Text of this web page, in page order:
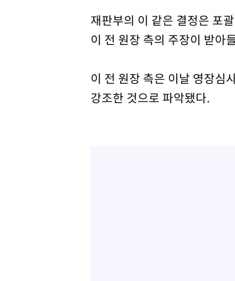
재판부의 이 같은 결정은 포
이 전 원장 측의 주장이 받아
이 전 원장 측은 이날 영장심
강조한 것으로 파악됐다.